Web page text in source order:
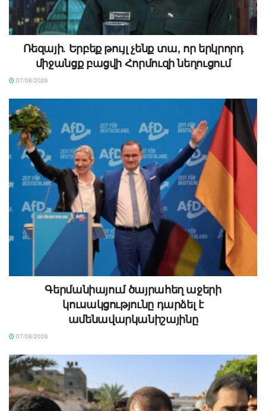
Ռեզայի․ Երբեք թույլ չենք տա, որ երկրորդ
միջանցք բացվի Հորմուզի նեղուցում
07/08/2026
Գերմանիայում ծայրահեղ աջերի
կուսակցությունը դարձել է
ամենավարկանիշայինը
07/08/2026